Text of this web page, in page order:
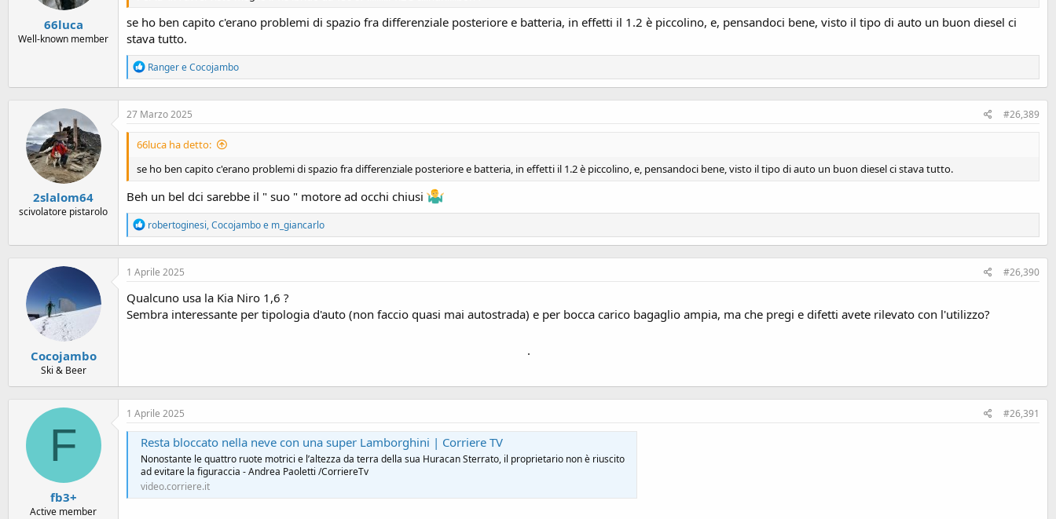
66luca
Well-known member
se ho ben capito c'erano problemi di spazio fra differenziale posteriore e batteria, in effetti il 1.2 è piccolino, e, pensandoci bene, visto il tipo di auto un buon diesel ci
stava tutto.
R
e
a
c
t
o
s
RangereCocojambo
2slalom64
scivolatore pistarolo
27 Marzo 2025 #26,389
66luca ha detto:
se ho ben capito c'erano problemi di spazio fra differenziale posteriore e batteria, in effetti il 1.2 è piccolino, e, pensandoci bene, visto il tipo di auto un buon diesel ci stava tutto.
Beh un bel dci sarebbe il " suo " motore ad occhi chiusi
R
e
a
c
t
o
n
robertoginesi,Cocojamboe m_giancarlo
Cocojambo
Ski & Beer
1 Aprile 2025 #26,390
Qualcuno usa la Kia Niro 1,6 ?
Sembra interessante per tipologia d'auto (non faccio quasi mai autostrada) e per bocca carico bagaglio ampia, ma che pregi e difetti avete rilevato con l'utilizzo?
.
F
fb3+
Active member
1 Aprile 2025 #26,391
Resta bloccato nella neve con una super Lamborghini | Corriere TV
Nonostante le quattro ruote motrici e l’altezza da terra della sua Huracan Sterrato, il proprietario non è riuscito
ad evitare la figuraccia - Andrea Paoletti /CorriereTv
video.corriere.it